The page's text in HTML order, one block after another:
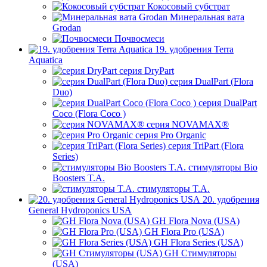
Кокосовый субстрат
Минеральная вата
Grodan
Почвосмеси
19. удобрения Terra
Aquatica
серия DryPart
серия DualPart (Flora
Duo)
серия DualPart
Coco (Flora Coco )
серия NOVAMAX®
серия Pro Organic
серия TriPart (Flora
Series)
стимуляторы Bio
Boosters T.A.
стимуляторы T.A.
20. удобрения
General Hydroponics USA
GH Flora Nova (USA)
GH Flora Pro (USA)
GH Flora Series (USA)
GH Стимуляторы
(USA)